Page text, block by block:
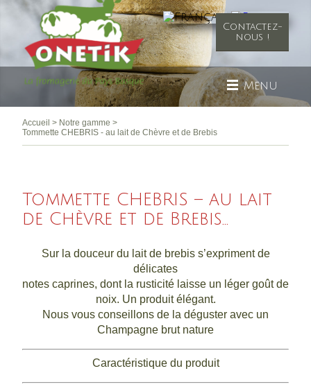
Menu
Contactez-
nous !
Accueil > Notre gamme >
Tommette CHEBRIS - au lait de Chèvre et de Brebis
Tommette CHEBRIS – au lait
de Chèvre et de Brebis...
Sur la douceur du lait de brebis s’expriment de
délicates
notes caprines, dont la rusticité laisse un léger goût de
noix. Un produit élégant.
Nous vous conseillons de la déguster avec un
Champagne brut nature
Caractéristique du produit